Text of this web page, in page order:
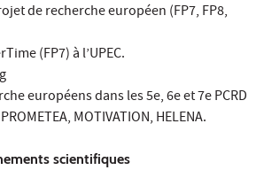
de recherche européen (FP7, FP8,
(FP7) à l’UPEC.
européens dans les 5e, 6e et 7e PCRD
MOTIVATION, HELENA.
scientifiques